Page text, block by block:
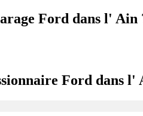
Ford dans l' Ain
Ford dans l'